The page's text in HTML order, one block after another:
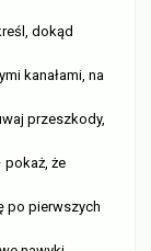
dokąd
kanałami, na
przeszkody,
pokaż, że
po pierwszych